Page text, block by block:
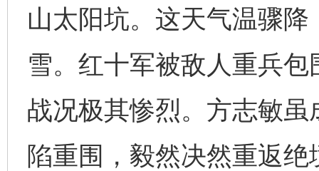
山太阳坑。这天气温骤
雪。红十军被敌人重兵
战况极其惨烈。方志敏
陷重围，毅然决然重返